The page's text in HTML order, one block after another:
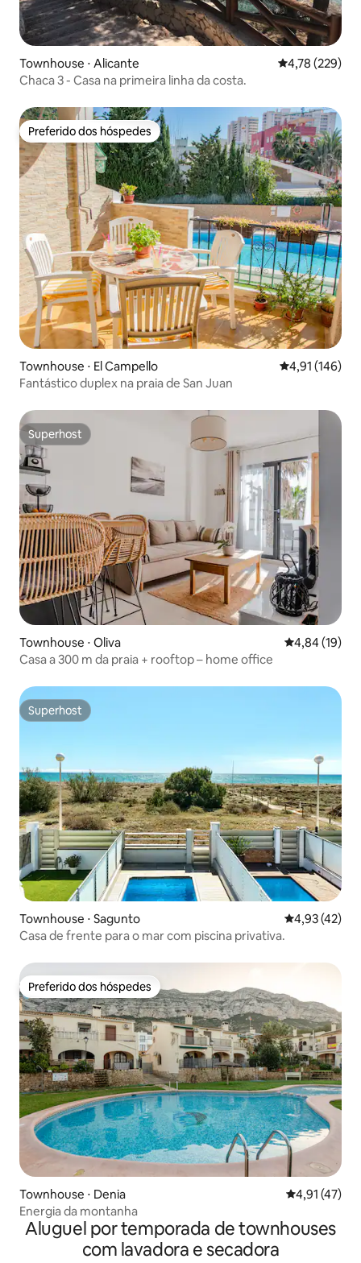
Townhouse ⋅ Alicante 4,78 de uma
4,78 (229)
Chaca 3 - Casa na primeira linha da costa.
Preferido dos hóspedes
Preferido dos hóspedes
Townhouse ⋅ El Campello 4,91 de uma
4,91 (146)
Fantástico duplex na praia de San Juan
Superhost
Superhost
Townhouse ⋅ Oliva 4,84 de uma
4,84 (19)
Casa a 300 m da praia + rooftop – home office
Superhost
Superhost
Townhouse ⋅ Sagunto 4,93 de uma
4,93 (42)
Casa de frente para o mar com piscina privativa.
Preferido dos hóspedes
Preferido dos hóspedes
Townhouse ⋅ Denia 4,91 de uma
4,91 (47)
Energia da montanha
Aluguel por temporada de townhouses
com lavadora e secadora